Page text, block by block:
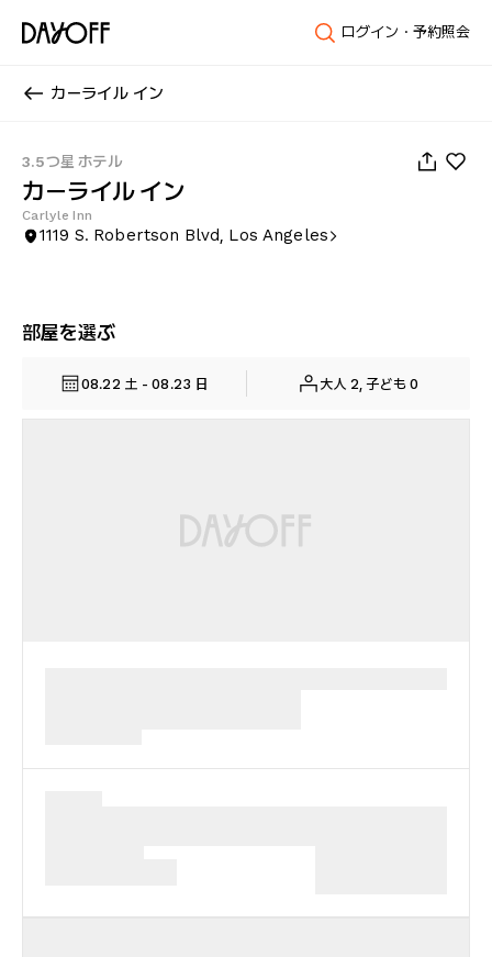
ログイン・予約照会
カーライル イン
3.5つ星 ホテル
カーライル イン
Carlyle Inn
1119 S. Robertson Blvd, Los Angeles
部屋を選ぶ
08.22 土 - 08.23 日 大人 2, 子ども 0